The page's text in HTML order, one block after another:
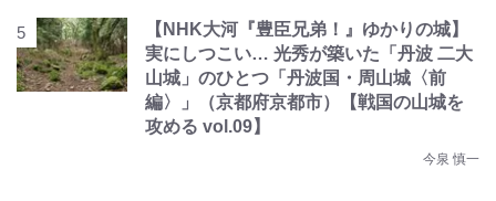
【NHK大河『豊臣兄弟！』ゆかりの城】
実にしつこい… 光秀が築いた「丹波 二大
山城」のひとつ「丹波国・周山城〈前
編〉」（京都府京都市）【戦国の山城を
攻める vol.09】
今泉 慎一